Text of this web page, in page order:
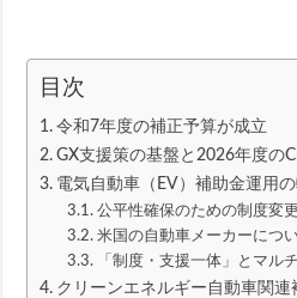
目次
令和7年度の補正予算が成立
GX支援策の基盤と2026年度の
電気自動車（EV）補助金運用
公平性確保のための制度変
米国の自動車メーカーにつ
「制度・支援一体」とマル
クリーンエネルギー自動車関連